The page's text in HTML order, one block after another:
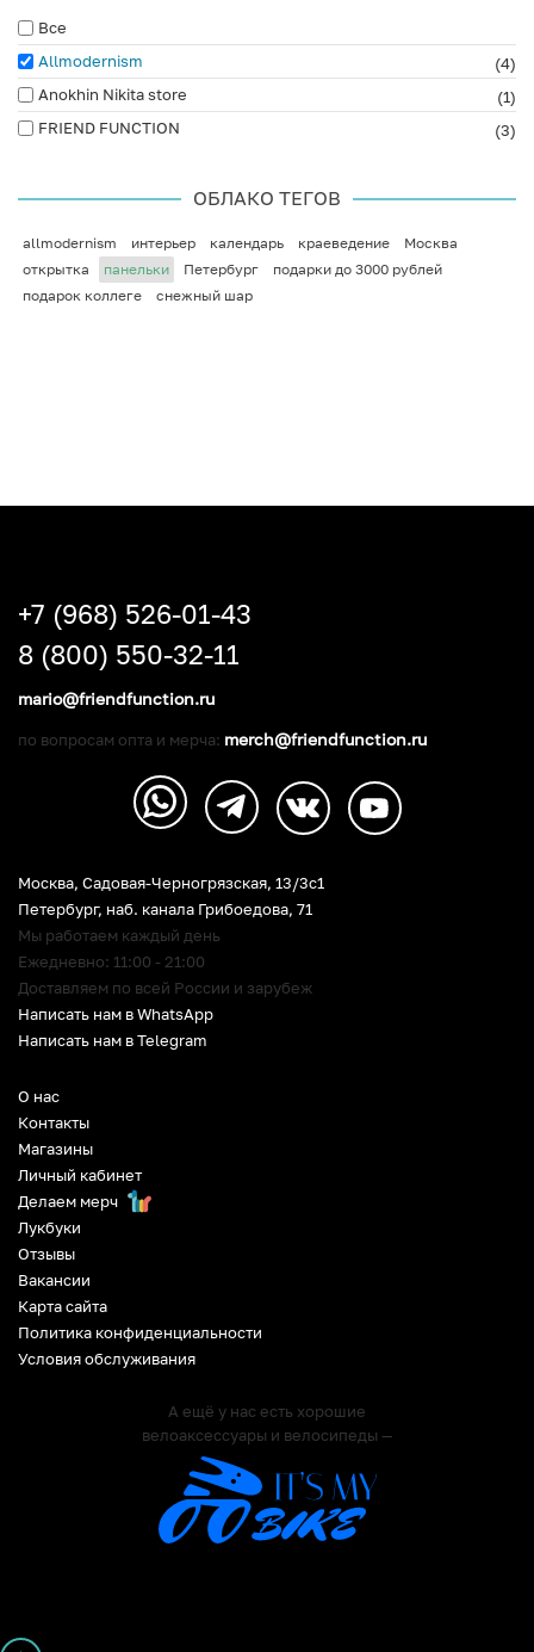
Все
Allmodernism
(4)
Anokhin Nikita store
(1)
FRIEND FUNCTION
(3)
ОБЛАКО ТЕГОВ
allmodernism интерьер календарь краеведение
Москва
открытка
панельки Петербург
подарки до 3000 рублей
подарок коллеге
снежный шар
О нас
Контакты
Магазины
Личный кабинет
Делаем мерч
Лукбуки
Отзывы
Вакансии
Карта сайта
Политика конфиденциальности
Условия обслуживания
А ещё у нас есть хорошие
велоаксессуары и велосипеды —
Москва, Садовая-Черногрязская, 13/3c1
Петербург, наб. канала Грибоедова, 71
Мы работаем каждый день
Ежедневно: 11:00 - 21:00
Доставляем по всей России и зарубеж
Написать нам в WhatsApp
Написать нам в Telegram
+7 (968) 526-01-43
8 (800) 550-32-11
mario@friendfunction.ru
по вопросам опта и мерча: merch@friendfunction.ru